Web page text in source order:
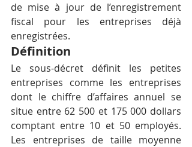
de mise à jour de l’enregistrement
fiscal pour les entreprises déjà
enregistrées.
Définition
Le sous-décret définit les petites
entreprises comme les entreprises
dont le chiffre d’affaires annuel se
situe entre 62 500 et 175 000 dollars
comptant entre 10 et 50 employés.
Les entreprises de taille moyenne